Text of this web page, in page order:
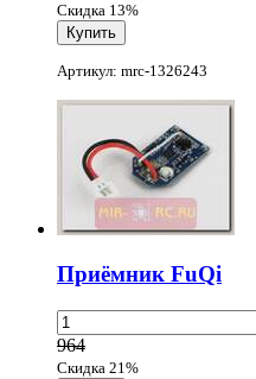
Скидка 13%
Артикул: mrc-1326243
Приёмник FuQi
964
Скидка 21%